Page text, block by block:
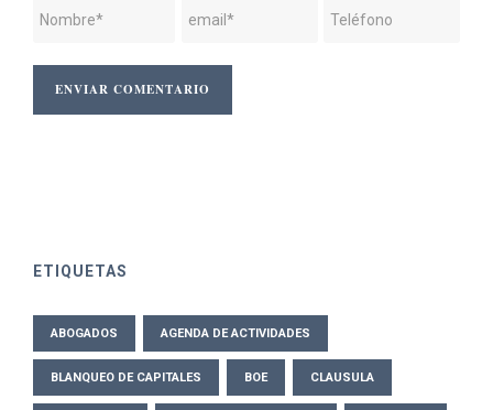
ETIQUETAS
ABOGADOS AGENDA DE ACTIVIDADES
BLANQUEO DE CAPITALES BOE CLAUSULA